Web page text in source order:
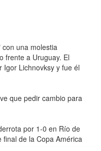
con una molestia
frente a Uruguay. El
Igor Lichnovksy y fue él
que pedir cambio para
por 1-0 en Río de
de la Copa América